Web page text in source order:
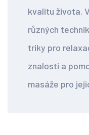
kvalitu života.
různých
triky pro
znalosti a
masáže pro